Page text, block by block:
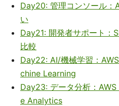
Day20: 管理コンソール：
い
Day21: 開発者サポート：
比較
Day22: AI/機械学習：
chine Learning
Day23: データ分析：
e Analytics